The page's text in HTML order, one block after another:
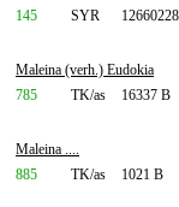
145
SYR
Maleina (verh.) Eudokia
785
TK/as 16337 B
Maleina ....
885
TK/as 1021 B